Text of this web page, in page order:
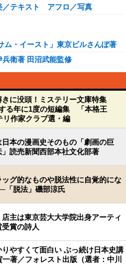
／テキスト アフロ／写真
ム・イースト」東京ビルさんぽ著
兵衛著 田沼武能監修
に没頭！ミステリー文庫特集
する年に1度の短編集 「本格王
リ作家クラブ選・編
本の漫画史そのもの「劇画の巨
読売新聞西部本社文化部著
ッグ的なものや脱法性に自覚的にな
「脱法」磯部涼氏
主は東京芸大大学院出身アーティ
賞の詩人
りやすくて面白い ぶっ続け日本史講
著／フォレスト出版（選者：中川